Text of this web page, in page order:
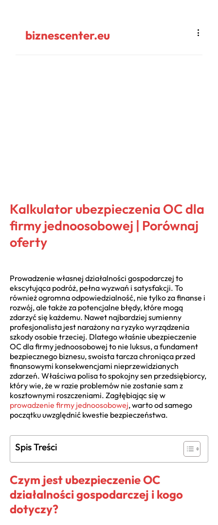
biznescenter.eu
Kalkulator ubezpieczenia OC dla
firmy jednoosobowej | Porównaj
oferty
Prowadzenie własnej działalności gospodarczej to
ekscytująca podróż, pełna wyzwań i satysfakcji. To
również ogromna odpowiedzialność, nie tylko za finanse i
rozwój, ale także za potencjalne błędy, które mogą
zdarzyć się każdemu. Nawet najbardziej sumienny
profesjonalista jest narażony na ryzyko wyrządzenia
szkody osobie trzeciej. Dlatego właśnie ubezpieczenie
OC dla firmy jednoosobowej to nie luksus, a fundament
bezpiecznego biznesu, swoista tarcza chroniąca przed
finansowymi konsekwencjami nieprzewidzianych
zdarzeń. Właściwa polisa to spokojny sen przedsiębiorcy,
który wie, że w razie problemów nie zostanie sam z
kosztownymi roszczeniami. Zagłębiając się w
prowadzenie firmy jednoosobowej, warto od samego
początku uwzględnić kwestie bezpieczeństwa.
Spis Treści
Czym jest ubezpieczenie OC
działalności gospodarczej i kogo
dotyczy?